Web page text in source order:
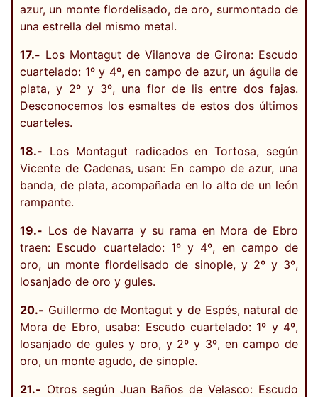
azur, un monte flordelisado, de oro, surmontado de
una estrella del mismo metal.
17.- Los Montagut de Vilanova de Girona: Escudo
cuartelado: 1º y 4º, en campo de azur, un águila de
plata, y 2º y 3º, una flor de lis entre dos fajas.
Desconocemos los esmaltes de estos dos últimos
cuarteles.
18.- Los Montagut radicados en Tortosa, según
Vicente de Cadenas, usan: En campo de azur, una
banda, de plata, acompañada en lo alto de un león
rampante.
19.- Los de Navarra y su rama en Mora de Ebro
traen: Escudo cuartelado: 1º y 4º, en campo de
oro, un monte flordelisado de sinople, y 2º y 3º,
losanjado de oro y gules.
20.- Guillermo de Montagut y de Espés, natural de
Mora de Ebro, usaba: Escudo cuartelado: 1º y 4º,
losanjado de gules y oro, y 2º y 3º, en campo de
oro, un monte agudo, de sinople.
21.- Otros según Juan Baños de Velasco: Escudo